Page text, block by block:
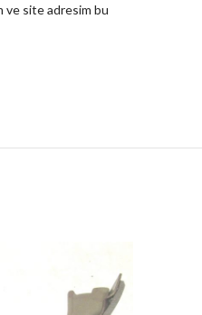
ve site adresim bu